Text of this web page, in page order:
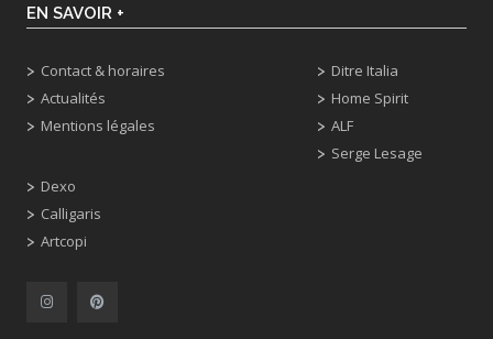
EN SAVOIR +
Contact & horaires
Actualités
Mentions légales
Dexo
Calligaris
Artcopi
Ditre Italia
Home Spirit
ALF
Serge Lesage